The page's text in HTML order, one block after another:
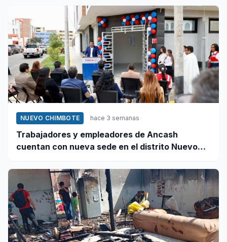
NUEVO CHIMBOTE hace 3 semanas
Trabajadores y empleadores de Ancash
cuentan con nueva sede en el distrito Nuevo